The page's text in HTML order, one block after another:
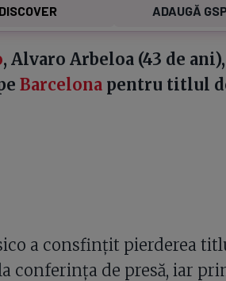
ADAUGĂ
, Alvaro Arbeloa (43 de
Barcelonapentru titlul
a consfințit pierderea
conferința de presă, iar